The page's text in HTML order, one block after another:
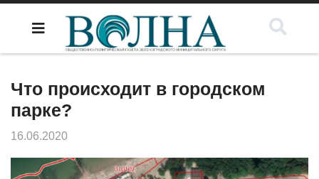
Что происходит в городском
парке?
16.06.2020